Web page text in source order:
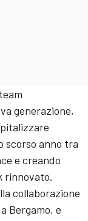
generazione,
scorso anno tra
e creando
rinnovato.
collaborazione
Bergamo, e